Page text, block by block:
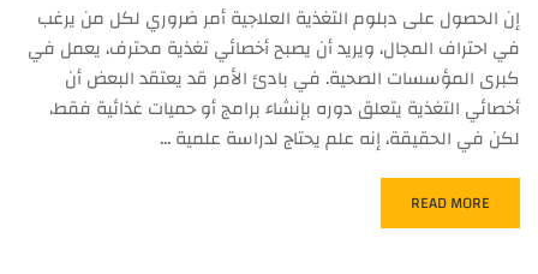
إن الحصول على دبلوم التغذية العلاجية أمر ضروري لكل من يرغب
في احتراف المجال، ويريد أن يصبح أخصائي تغذية محترف، يعمل في
كبرى المؤسسات الصحية. في بادئ الأمر قد يعتقد البعض أن
أخصائي التغذية يتعلق دوره بإنشاء برامج أو حميات غذائية فقط،
لكن في الحقيقة، إنه علم يحتاج لدراسة علمية …
READ MORE